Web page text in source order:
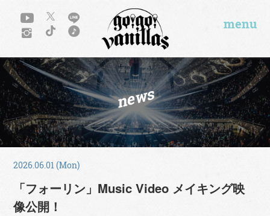
menu
news
2026.06.01 (Mon)
「フォーリン」Music Video メイキング映
像公開！